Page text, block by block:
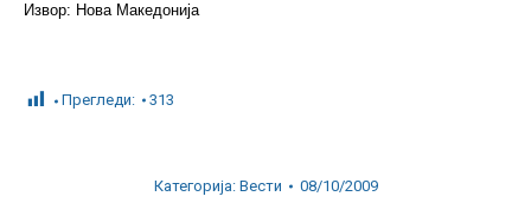
Извор: Нова Македонија
Прегледи: 313
Категорија: Вести 08/10/2009